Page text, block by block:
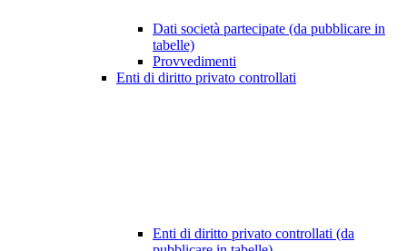
Dati società partecipate (da pubblicare in
tabelle)
Provvedimenti
Enti di diritto privato controllati
Enti di diritto privato controllati (da